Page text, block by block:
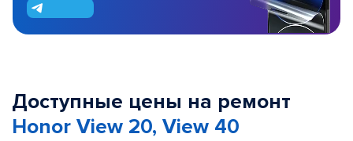
Доступные цены на ремонт
Honor View 20, View 40